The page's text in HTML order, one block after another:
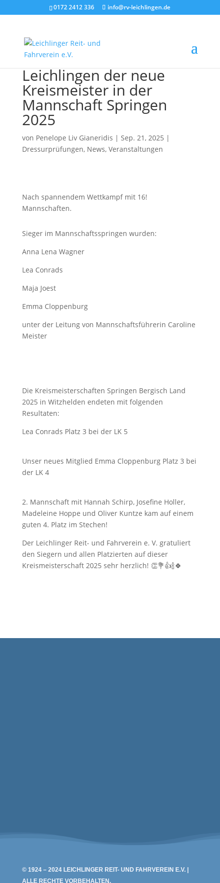
0172 2412 336 info@rv-leichlingen.de
Leichlingen der neue
Kreismeister in der
Mannschaft Springen
2025
von Penelope Liv Gianeridis | Sep. 21, 2025 |
Dressurprüfungen, News, Veranstaltungen
Nach spannendem Wettkampf mit 16!
Mannschaften.
Sieger im Mannschaftsspringen wurden:
Anna Lena Wagner
Lea Conrads
Maja Joest
Emma Cloppenburg
unter der Leitung von Mannschaftsführerin Caroline
Meister
Die Kreismeisterschaften Springen Bergisch Land
2025 in Witzhelden endeten mit folgenden
Resultaten:
Lea Conrads Platz 3 bei der LK 5
Unser neues Mitglied Emma Cloppenburg Platz 3 bei
der LK 4
2. Mannschaft mit Hannah Schirp, Josefine Holler,
Madeleine Hoppe und Oliver Kuntze kam auf einem
guten 4. Platz im Stechen!
Der Leichlinger Reit- und Fahrverein e. V. gratuliert
den Siegern und allen Platzierten auf dieser
Kreismeisterschaft 2025 sehr herzlich! 👏💐👍🍾🍀
© 1924 – 2024 LEICHLINGER REIT- UND FAHRVEREIN E.V. |
ALLE RECHTE VORBEHALTEN.